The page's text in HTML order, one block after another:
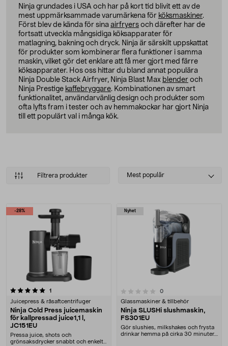
Ninja grundades i USA och har på kort tid blivit ett av de
mest uppmärksammade varumärkena för köksmaskiner.
Först blev de kända för sina airfryers och därefter har de
fortsatt utveckla mångsidiga köksapparater för
matlagning, bakning och dryck. Ninja är särskilt uppskattat
för produkter som kombinerar flera funktioner i samma
maskin, vilket gör det enklare att få mer gjort med färre
köksapparater. Hos oss hittar du bland annat populära
Ninja Double Stack Airfryer, Ninja Blast Max blender och
Ninja Prestige kaffebryggare. Kombinationen av smart
funktionalitet, användarvänlig design och produkter som
ofta lyfts fram i tester och av hemmakockar har gjort Ninja
till ett populärt val i många kök.
Filtrera produkter
Select
Mest populär
Produkter
-28%
1
Juicepress & råsaftcentrifuger
Ninja Cold Press juicemaskin
för kallpressad juice1,1 l,
JC151EU
Pressa juice, shots och
grönsaksdrycker snabbt och enkelt
Nyhet
0.0 av 5 stjärnor 0recensioner
Glassmaskiner & tillbehör
Ninja SLUSHi slushmaskin,
FS301EU
Gör slushies, milkshakes och frysta
drinkar hemma på cirka 30 minuter.